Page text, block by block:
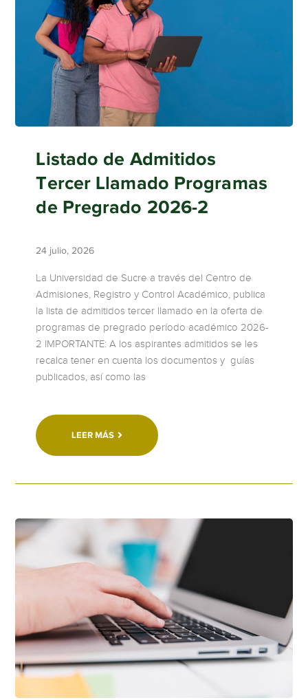
Listado de Admitidos
Tercer Llamado Programas
de Pregrado 2026-2
24 julio, 2026
La Universidad de Sucre a través del Centro de
Admisiones, Registro y Control Académico, publica
la lista de admitidos tercer llamado en la oferta de
programas de pregrado período académico 2026-
2 IMPORTANTE: A los aspirantes admitidos se les
recalca tener en cuenta los documentos y guías
publicados, así como las
LEER MÁS